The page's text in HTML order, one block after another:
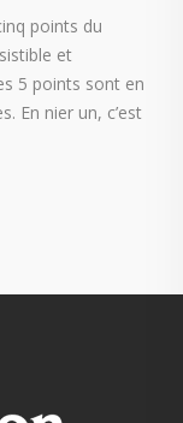
points du
et
5 points sont en
En nier un, c’est